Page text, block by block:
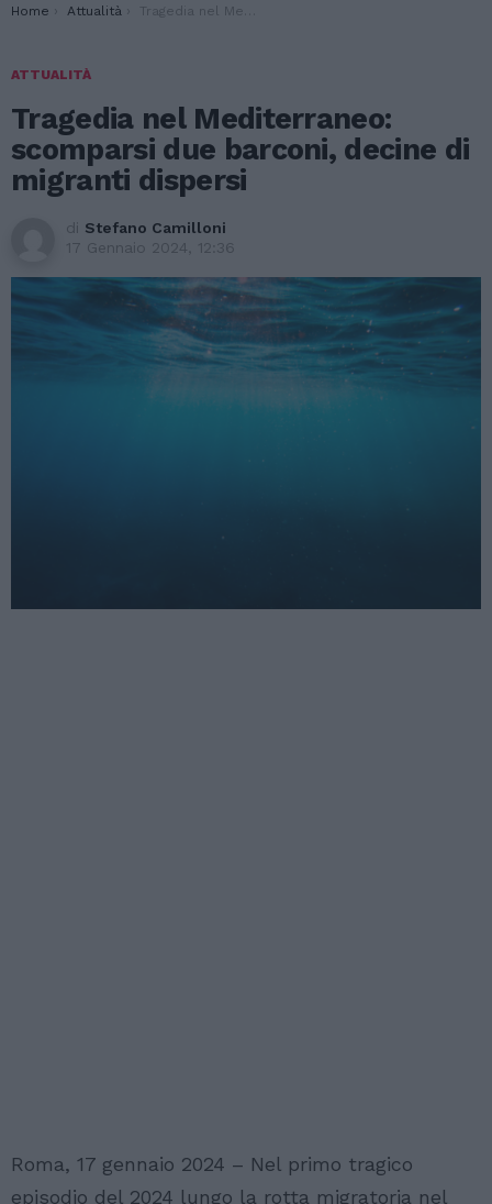
You are here:
Home Attualità Tragedia nel Mediterraneo: scomparsi due barconi, decine di migranti dispersi
ATTUALITÀ
Tragedia nel Mediterraneo:
scomparsi due barconi, decine di
migranti dispersi
di Stefano Camilloni
17 Gennaio 2024, 12:36
Roma, 17 gennaio 2024 – Nel primo tragico
episodio del 2024 lungo la rotta migratoria nel